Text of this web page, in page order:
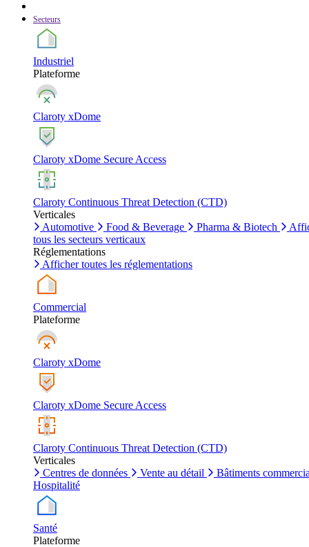
Secteurs
Industriel
Plateforme
Claroty xDome
Claroty xDome Secure Access
Claroty Continuous Threat Detection (CTD)
Verticales
Automotive
Food & Beverage Pharma & Biotech
tous les secteurs verticaux
Réglementations
Afficher toutes les réglementations
Commercial
Plateforme
Claroty xDome
Claroty xDome Secure Access
Claroty Continuous Threat Detection (CTD)
Verticales
Centres de données
Vente au détail
Bâtiments
Hospitalité
Santé
Plateforme